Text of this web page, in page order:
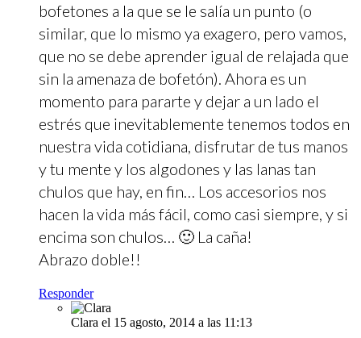
bofetones a la que se le salía un punto (o
similar, que lo mismo ya exagero, pero vamos,
que no se debe aprender igual de relajada que
sin la amenaza de bofetón). Ahora es un
momento para pararte y dejar a un lado el
estrés que inevitablemente tenemos todos en
nuestra vida cotidiana, disfrutar de tus manos
y tu mente y los algodones y las lanas tan
chulos que hay, en fin… Los accesorios nos
hacen la vida más fácil, como casi siempre, y si
encima son chulos… 🙂 La caña!
Abrazo doble!!
Responder
Clara el 15 agosto, 2014 a las 11:13